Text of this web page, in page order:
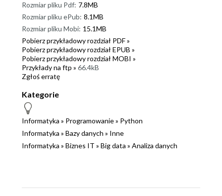
Rozmiar pliku Pdf: 7.8MB
Rozmiar pliku ePub: 8.1MB
Rozmiar pliku Mobi: 15.1MB
Pobierz przykładowy rozdział PDF »
Pobierz przykładowy rozdział EPUB »
Pobierz przykładowy rozdział MOBI »
Przykłady na ftp » 66.4kB
Zgłoś erratę
Kategorie
Informatyka » Programowanie» Python
Informatyka » Bazy danych » Inne
Informatyka » Biznes IT » Big data » Analiza danych